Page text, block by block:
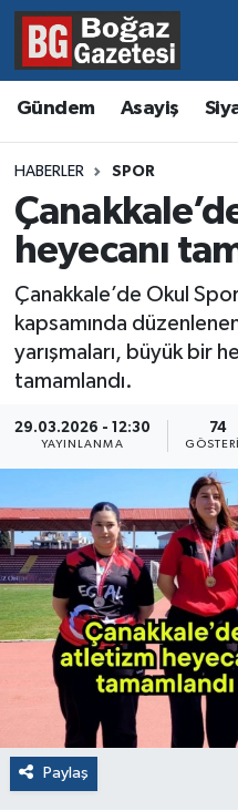
Gündem Asayiş
HABERLER SPOR
heyecanı
Çanakkale’de Okul
kapsamında
yarışmaları, büyük bir
tamamlandı.
29.03.2026 - 12:30
YAYINLANMA
74
Paylaş
Asayiş
Eğitim
Ekonomi
Gündem
Magazin
Resmi İlanlar
Hava Durumu
Trafik Durumu
Süper Lig Puan
Tüm Manşetler
Son Dakika Haberleri
Haber Arşivi